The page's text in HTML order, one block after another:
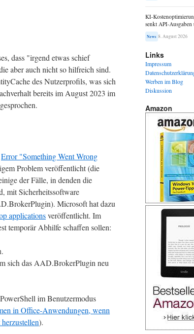
dass "irgend etwas schief
aber auch nicht so hilfreich sind.
des Nutzerprofils, was sich
bereits im August 2023 im
Error "Something Went Wrong
Problem veröffentlicht (die
der Fälle, in denden die
mit Sicherheitssoftware
Microsoft hat dazu
applicationsveröffentlicht. Im
temporär Abhilfe schaffen sollen:
sich das AAD.BrokerPlugin neu
im Benutzermodus
in Office-Anwendungen, wenn
).
KI-
senkt API-
News 8. August 2026
Links
Impressum
Werben im Blog
Diskussion
Amazon